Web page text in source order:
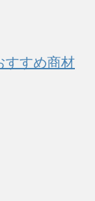
すすめ商材